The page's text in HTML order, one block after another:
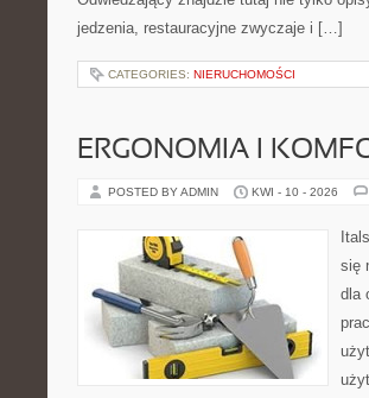
jedzenia, restauracyjne zwyczaje i […]
CATEGORIES: NIERUCHOMOŚCI
ERGONOMIA I
POSTED BY ADMIN KWI - 10 - 2026
się
dla